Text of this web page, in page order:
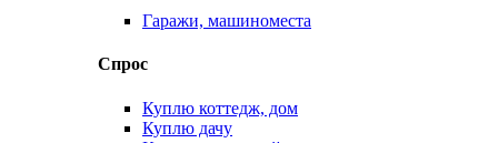
Гаражи, машиноместа
Спрос
Куплю коттедж, дом
Куплю дачу